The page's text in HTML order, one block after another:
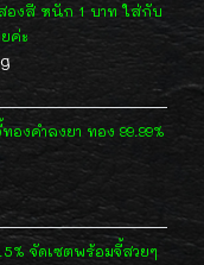
องสี หนัก 1 บาท ใส่กับ
ค่ะ
งคำลงยา ทอง 99.99%
จัดเซตพร้อมจี้สวยๆ